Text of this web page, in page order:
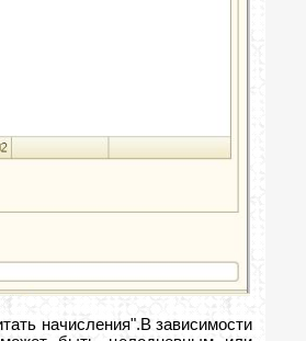
начисления".В зависимости